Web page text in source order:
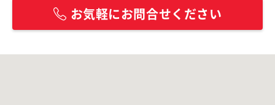
お気軽にお問合せください